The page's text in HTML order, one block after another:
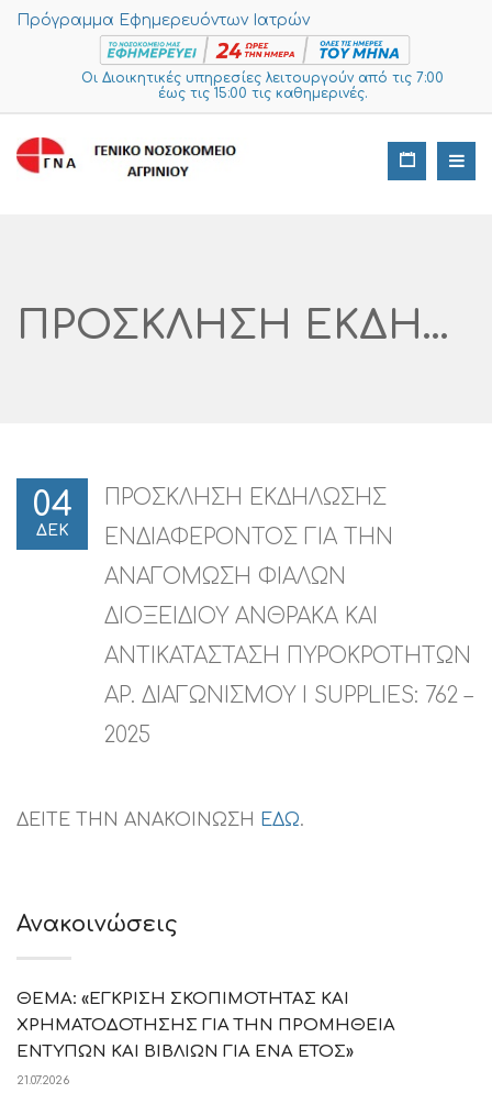
Πρόγραμμα Εφημερευόντων Ιατρών
Οι Διοικητικές υπηρεσίες λειτουργούν από τις 7:00
έως τις 15:00 τις καθημερινές.
ΠΡΟΣΚΛΗΣΗ ΕΚΔΗΛΩΣΗΣ ΕΝΔΙΑΦΕΡΟΝΤΟΣ ΓΙΑ ΤΗΝ ΑΝΑΓΟΜΩΣΗ ΦΙΑΛΩΝ ΔΙΟΞΕΙΔΙΟΥ ΑΝΘΡΑΚΑ ΚΑΙ ΑΝΤΙΚΑΤΑΣΤΑΣΗ ΠΥΡΟΚΡΟΤΗΤΩΝ ΑΡ. ΔΙΑΓΩΝΙΣΜΟΥ I SUPPLIES: 762 – 2025
04
ΔΕΚ
ΠΡΟΣΚΛΗΣΗ ΕΚΔΗΛΩΣΗΣ
ΕΝΔΙΑΦΕΡΟΝΤΟΣ ΓΙΑ ΤΗΝ
ΑΝΑΓΟΜΩΣΗ ΦΙΑΛΩΝ
ΔΙΟΞΕΙΔΙΟΥ ΑΝΘΡΑΚΑ ΚΑΙ
ΑΝΤΙΚΑΤΑΣΤΑΣΗ ΠΥΡΟΚΡΟΤΗΤΩΝ
ΑΡ. ΔΙΑΓΩΝΙΣΜΟΥ I SUPPLIES: 762 –
2025
ΔΕΙΤΕ ΤΗΝ ΑΝΑΚΟΙΝΩΣΗ ΕΔΩ.
Ανακοινώσεις
ΘΕΜΑ: «ΕΓΚΡΙΣΗ ΣΚΟΠΙΜΟΤΗΤΑΣ ΚΑΙ
ΧΡΗΜΑΤΟΔΟΤΗΣΗΣ ΓΙΑ ΤΗΝ ΠΡΟΜΗΘΕΙΑ
ΕΝΤΥΠΩΝ ΚΑΙ ΒΙΒΛΙΩΝ ΓΙΑ ΕΝΑ ΕΤΟΣ»
21.07.2026